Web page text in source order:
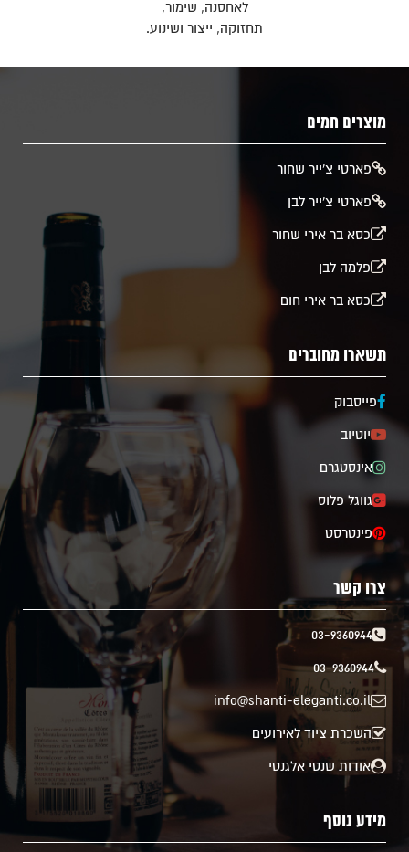
לאחסנה, שימור,
תחזוקה, ייצור ושינוע.
מוצרים חמים
​פארטי צ'ייר שחור
פארטי צ'ייר לבן
כסא בר אירי שחור
פלמה לבן
כסא בר אירי חום
תשארו מחוברים
פייסבוק
יוטיוב
אינסטגרם
גווגל פלוס
פינטרסט
צרו קשר
03-9360944
03-9360944
info@shanti-eleganti.co.il
השכרת ציוד לאירועים
אודות שנטי אלגנטי
מידע נוסף